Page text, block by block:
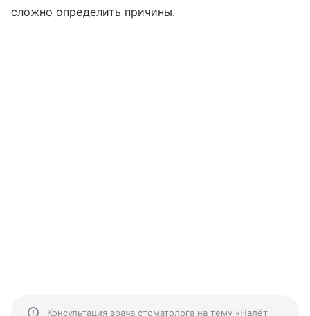
сложно определить причины.
Консультация врача стоматолога на тему «Налёт